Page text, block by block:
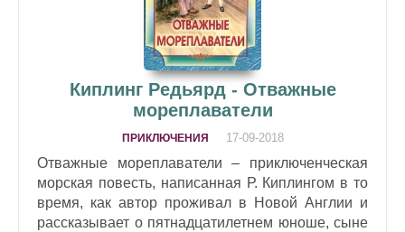
Киплинг Редьярд - Отважные
мореплаватели
ПРИКЛЮЧЕНИЯ 17-09-2018
Отважные мореплаватели – приключенческая
морская повесть, написанная Р. Киплингом в то
время, как автор проживал в Новой Англии и
рассказывает о пятнадцатилетнем юноше, сыне